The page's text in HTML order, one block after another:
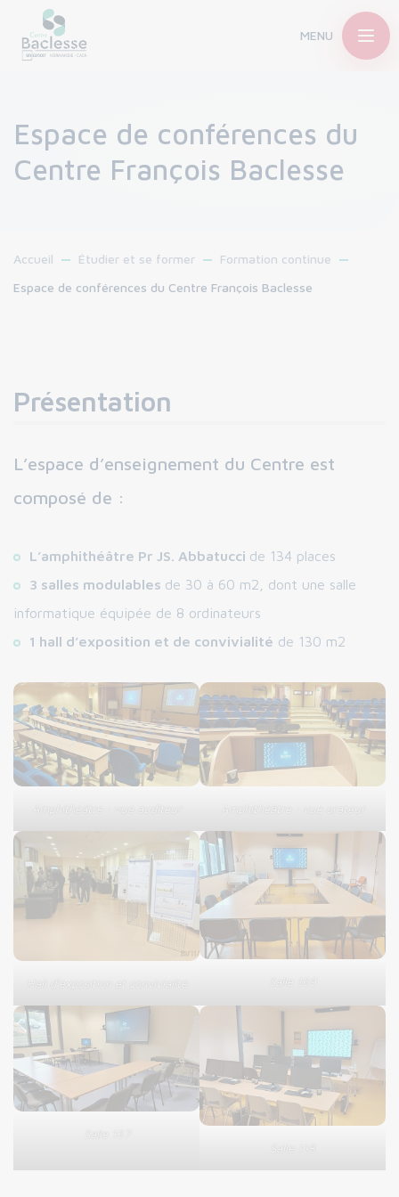
MENU
Espace de conférences du
Centre François Baclesse
Accueil Étudier et se former
Formation continue
Espace de conférences du Centre François Baclesse
Présentation
L’espace d’enseignement du Centre est
composé de :
L’amphithéâtre Pr JS. Abbatucci de 134 places
3 salles modulables de 30 à 60 m2, dont une salle
informatique équipée de 8 ordinateurs
1 hall d’exposition et de convivialité de 130 m2
Hall d’exposition et convivialité